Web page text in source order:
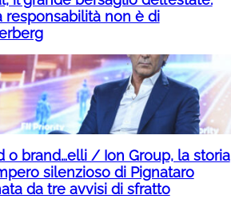
responsabilità non è di
o brand…elli / Ion Group, la storia
silenzioso di Pignataro
da tre avvisi di sfratto